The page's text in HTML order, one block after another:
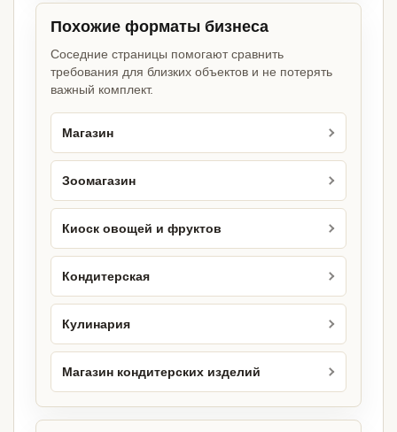
Похожие форматы бизнеса
Соседние страницы помогают сравнить
требования для близких объектов и не потерять
важный комплект.
Магазин
Зоомагазин
Киоск овощей и фруктов
Кондитерская
Кулинария
Магазин кондитерских изделий